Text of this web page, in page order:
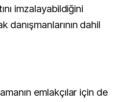
imzalayabildiğini
danışmanlarının dahil
emlakçılar için de